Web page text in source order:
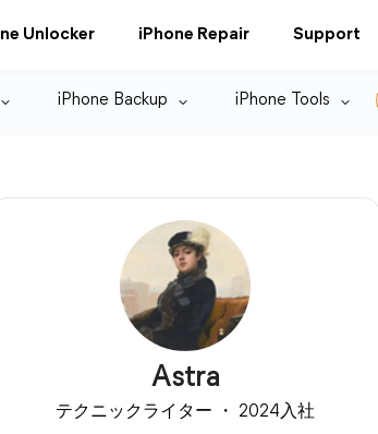
Unlocker iPhone Repair Support
iPhone Backup iPhone Tools
Astra
テクニックライター ・ 2024入社